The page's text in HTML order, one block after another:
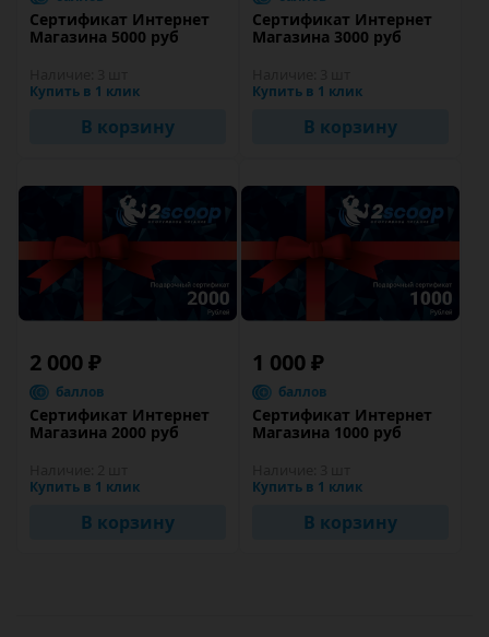
Сертификат Интернет
Магазина 5000 руб
Купить в 1 клик
В корзину
Сертификат Интернет
Магазина 3000 руб
Купить в 1 клик
В корзину
2 000 ₽
баллов
Сертификат Интернет
Магазина 2000 руб
Купить в 1 клик
В корзину
1 000 ₽
баллов
Сертификат Интернет
Магазина 1000 руб
Купить в 1 клик
В корзину